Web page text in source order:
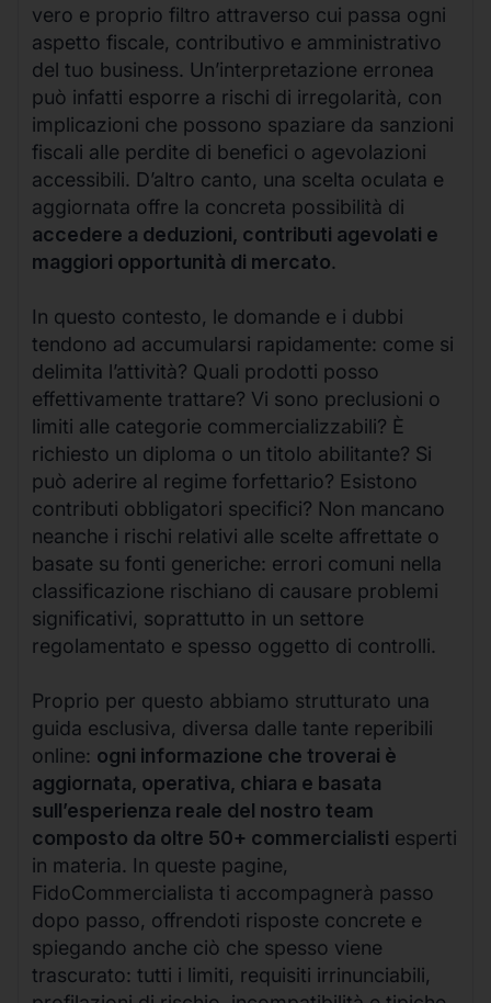
vero e proprio filtro attraverso cui passa ogni
aspetto fiscale, contributivo e amministrativo
del tuo business. Un’interpretazione erronea
può infatti esporre a rischi di irregolarità, con
implicazioni che possono spaziare da sanzioni
fiscali alle perdite di benefici o agevolazioni
accessibili. D’altro canto, una scelta oculata e
aggiornata offre la concreta possibilità di
accedere a deduzioni, contributi agevolati e
maggiori opportunità di mercato.
In questo contesto, le domande e i dubbi
tendono ad accumularsi rapidamente: come si
delimita l’attività? Quali prodotti posso
effettivamente trattare? Vi sono preclusioni o
limiti alle categorie commercializzabili? È
richiesto un diploma o un titolo abilitante? Si
può aderire al regime forfettario? Esistono
contributi obbligatori specifici? Non mancano
neanche i rischi relativi alle scelte affrettate o
basate su fonti generiche: errori comuni nella
classificazione rischiano di causare problemi
significativi, soprattutto in un settore
regolamentato e spesso oggetto di controlli.
Proprio per questo abbiamo strutturato una
guida esclusiva, diversa dalle tante reperibili
online: ogni informazione che troverai è
aggiornata, operativa, chiara e basata
sull’esperienza reale del nostro team
composto da oltre 50+ commercialisti esperti
in materia. In queste pagine,
FidoCommercialista ti accompagnerà passo
dopo passo, offrendoti risposte concrete e
spiegando anche ciò che spesso viene
trascurato: tutti i limiti, requisiti irrinunciabili,